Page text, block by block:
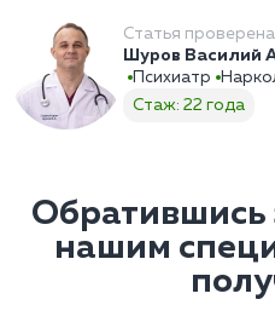
Статья
Шуров Василий
Психиатр
Стаж: 22 года
нашим